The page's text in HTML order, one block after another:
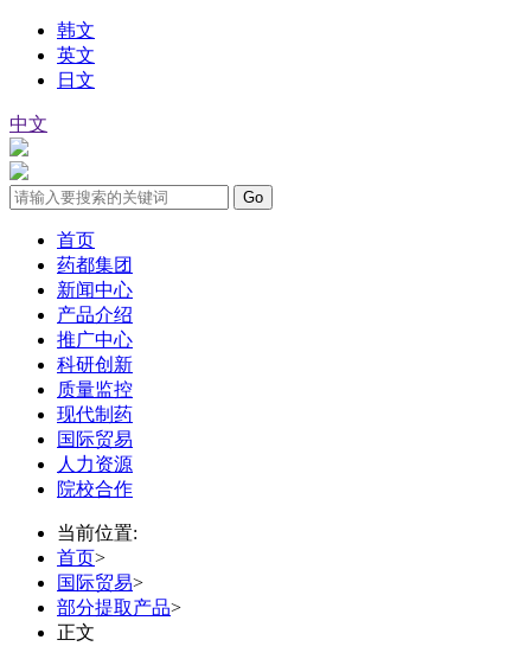
韩文
英文
日文
中文
首页
药都集团
新闻中心
产品介绍
推广中心
科研创新
质量监控
现代制药
国际贸易
人力资源
院校合作
当前位置:
首页>
国际贸易>
部分提取产品>
正文